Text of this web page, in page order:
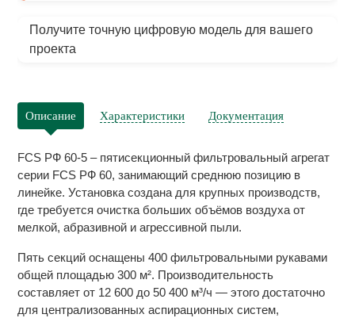
Получите точную цифровую модель для вашего
проекта
Описание Характеристики Документация
FCS РФ 60-5 – пятисекционный фильтровальный агрегат
серии FCS РФ 60, занимающий среднюю позицию в
линейке. Установка создана для крупных производств,
где требуется очистка больших объёмов воздуха от
мелкой, абразивной и агрессивной пыли.
Пять секций оснащены 400 фильтровальными рукавами
общей площадью 300 м². Производительность
составляет от 12 600 до 50 400 м³/ч — этого достаточно
для централизованных аспирационных систем,